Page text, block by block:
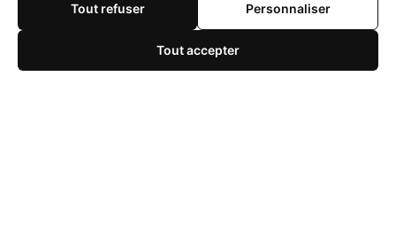
Tout refuser Personnaliser
Tout accepter